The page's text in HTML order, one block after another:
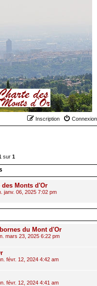
Connexion
Inscription
sur 1
Monts d'Or
janv. 06, 2025 7:02 pm
du Mont d'Or
mars 23, 2025 6:22 pm
févr. 12, 2024 4:42 am
févr. 12, 2024 4:41 am